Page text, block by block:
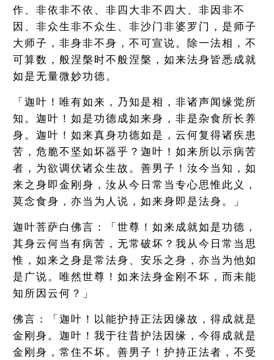
作、非依非不依、非四大非不四大、非因非不
因、非众生非不众生、非沙门非婆罗门，是师子
大师子，非身非不身，不可宣说。除一法相，不
可算数，般涅槃时不般涅槃，如来法身皆悉成就
如是无量微妙功德。
「迦叶！唯有如来，乃知是相，非诸声闻缘觉所
知。迦叶！如是功德成如来身，非是杂食所长养
身。迦叶！如来真身功德如是，云何复得诸疾患
苦，危脆不坚如坏器乎？迦叶！如来所以示病苦
者，为欲调伏诸众生故。善男子！汝今当知，如
来之身即金刚身，汝从今日常当专心思惟此义，
莫念食身，亦当为人说，如来身即是法身。」
迦叶菩萨白佛言：「世尊！如来成就如是功德，
其身云何当有病苦，无常破坏？我从今日常当思
惟，如来之身是常法身、安乐之身，亦当为他如
是广说。唯然世尊！如来法身金刚不坏，而未能
知所因云何？」
佛言：「迦叶！以能护持正法因缘故，得成就是
金刚身。迦叶！我于往昔护法因缘，今得成就是
金刚身，常住不坏。善男子！护持正法者，不受